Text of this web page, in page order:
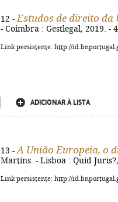
12 - Estudos de direito da
- Coimbra : Gestlegal, 2019. -
Link persistente: http://
ADICIONAR À LISTA
13 - A União Europeia, o
Martins. - Lisboa : Quid
Link persistente: http://